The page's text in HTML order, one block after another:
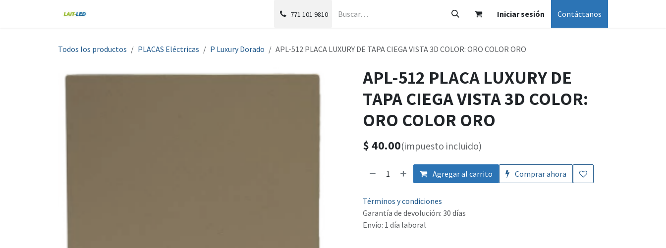
771 101 9810 Iniciar sesión Contáctanos
Todos los productos PLACAS Eléctricas P Luxury Dorado APL-512 PLACA LUXURY DE TAPA CIEGA VISTA 3D COLOR: ORO COLOR ORO
APL-512 PLACA LUXURY DE
TAPA CIEGA VISTA 3D COLOR:
ORO COLOR ORO
$40.00(impuesto incluido)
Agregar al carrito Comprar ahora
Términos y condiciones
Garantía de devolución: 30 días
Envío: 1 día laboral